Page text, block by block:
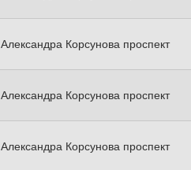
Александра Корсунова проспект
Александра Корсунова проспект
Александра Корсунова проспект